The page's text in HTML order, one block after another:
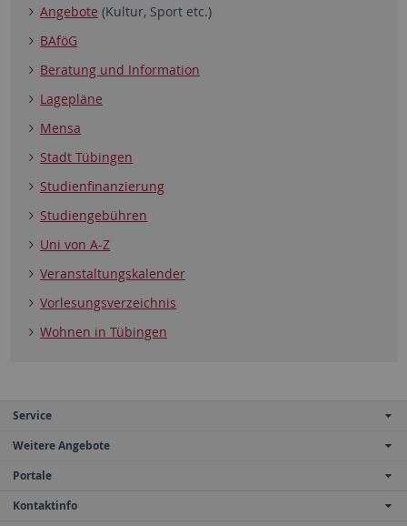
Angebote (Kultur, Sport etc.)
BAföG
Beratung und Information
Lagepläne
Mensa
Stadt Tübingen
Studienfinanzierung
Studiengebühren
Uni von A-Z
Veranstaltungskalender
Vorlesungsverzeichnis
Wohnen in Tübingen
Service
Weitere Angebote
Portale
Kontaktinfo